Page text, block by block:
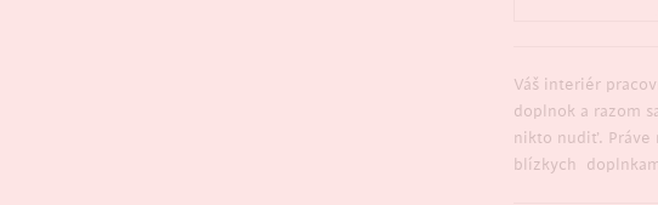
Váš interiér
doplnok a razom
nikto nudiť. Práve
blízkych